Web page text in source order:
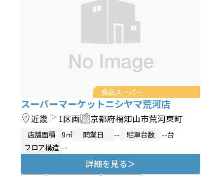
食品スーパー
スーパーマーケットニシヤマ荒河店
近畿 1区画 京都府福知山市荒河東町
店舗面積 9㎡ 開業日 -- 駐車台数
--台
フロア構造 --
詳細を見る